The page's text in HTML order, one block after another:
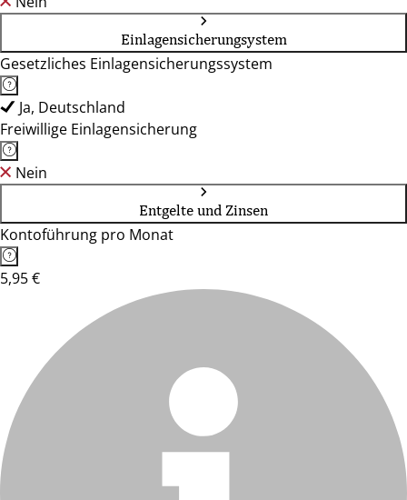
Einlagensicherungsystem
Gesetzliches Einlagensicherungssystem
Ja, Deutschland
Freiwillige Einlagensicherung
Nein
Entgelte und Zinsen
Kontoführung pro Monat
5,95 €